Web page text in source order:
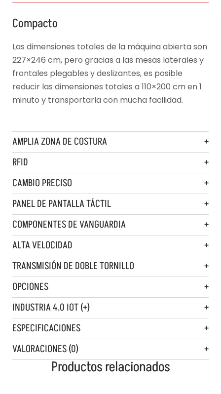
Compacto
Las dimensiones totales de la máquina abierta son
227×246 cm, pero gracias a las mesas laterales y
frontales plegables y deslizantes, es posible
reducir las dimensiones totales a 110×200 cm en 1
minuto y transportarla con mucha facilidad.
AMPLIA ZONA DE COSTURA
RFID
CAMBIO PRECISO
PANEL DE PANTALLA TÁCTIL
COMPONENTES DE VANGUARDIA
ALTA VELOCIDAD
TRANSMISIÓN DE DOBLE TORNILLO
OPCIONES
INDUSTRIA 4.0 IOT (+)
ESPECIFICACIONES
VALORACIONES (0)
Productos relacionados